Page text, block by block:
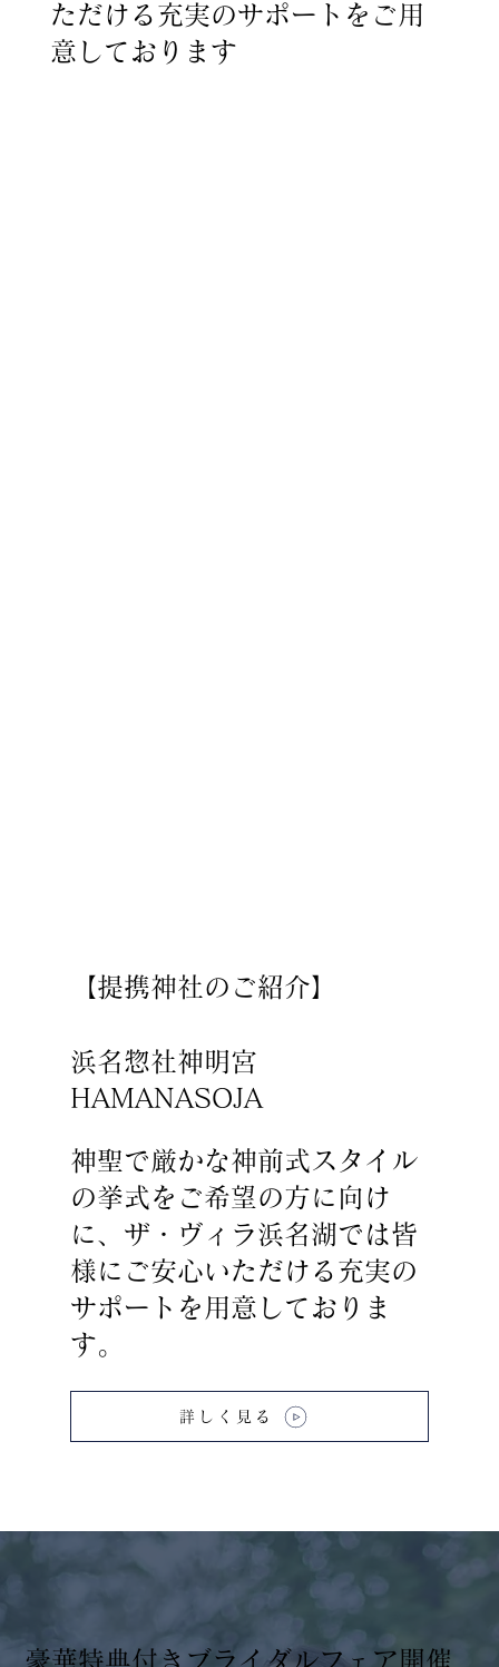
​【提携神社のご紹介】
浜名惣社神明宮
HAMANASOJA
神聖で厳かな神前式スタイル
の挙式をご希望の方に向け
に、ザ・ヴィラ浜名湖では皆
様にご安心いただける充実の
サポートを用意しておりま
す。
詳しく見る
ただける充実のサポートをご用
意しております
​豪華特典付きブライダルフェア開催